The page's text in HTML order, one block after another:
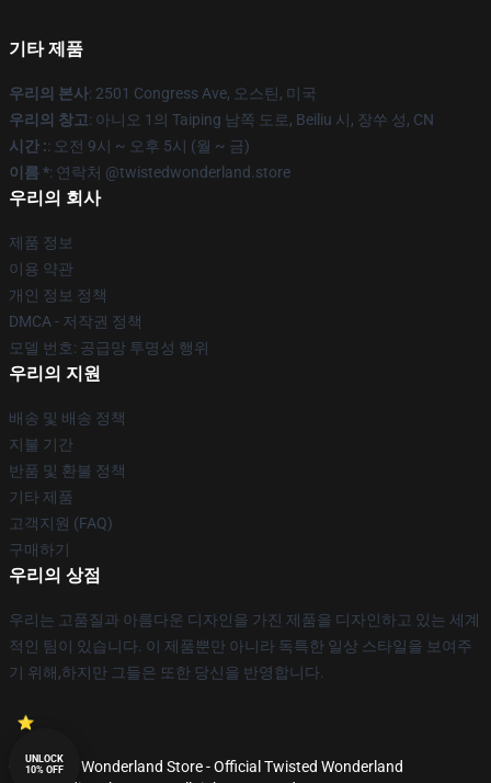
기타 제품
우리의 본사: 2501 Congress Ave, 오스틴, 미국
우리의 창고: 아니오 1의 Taiping 남쪽 도로, Beiliu 시, 장쑤 성, CN
시간 :: 오전 9시 ~ 오후 5시 (월 ~ 금)
이름 *: 연락처 @twistedwonderland.store
우리의 회사
제품 정보
이용 약관
개인 정보 정책
DMCA - 저작권 정책
모델 번호: 공급망 투명성 행위
우리의 지원
배송 및 배송 정책
지불 기간
반품 및 환불 정책
기타 제품
고객지원 (FAQ)
구매하기
우리의 상점
우리는 고품질과 아름다운 디자인을 가진 제품을 디자인하고 있는 세계
적인 팀이 있습니다. 이 제품뿐만 아니라 독특한 일상 스타일을 보여주
기 위해,하지만 그들은 또한 당신을 반영합니다.
© Twisted Wonderland Store - Official Twisted Wonderland
UNLOCK
10% OFF